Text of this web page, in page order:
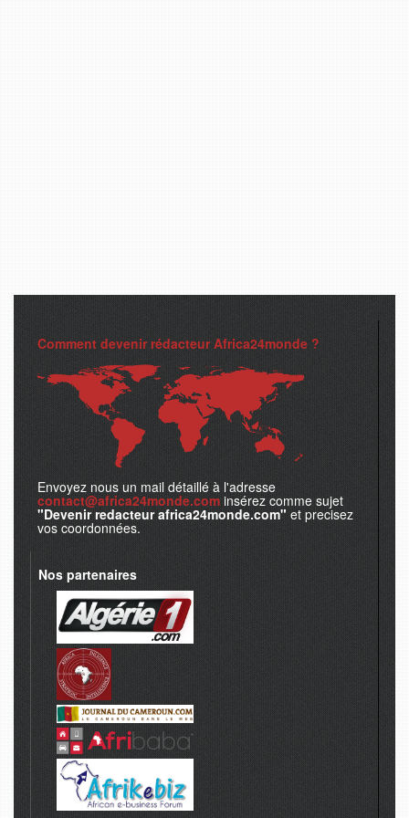
Comment devenir rédacteur Africa24monde ?
Envoyez nous un mail détaillé à l'adresse
contact@africa24monde.com insérez comme sujet
"Devenir redacteur africa24monde.com" et precisez
vos coordonnées.
Nos partenaires